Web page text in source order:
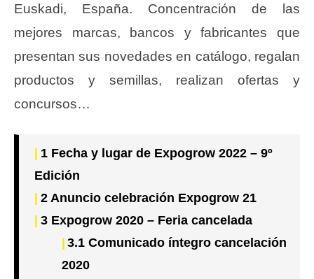
Euskadi, España. Concentración de las
mejores marcas, bancos y fabricantes que
presentan sus novedades en catálogo, regalan
productos y semillas, realizan ofertas y
concursos…
1Fecha y lugar de Expogrow 2022 – 9º
Edición
2Anuncio celebración Expogrow 21
3Expogrow 2020 – Feria cancelada
3.1 Comunicado íntegro cancelación
2020